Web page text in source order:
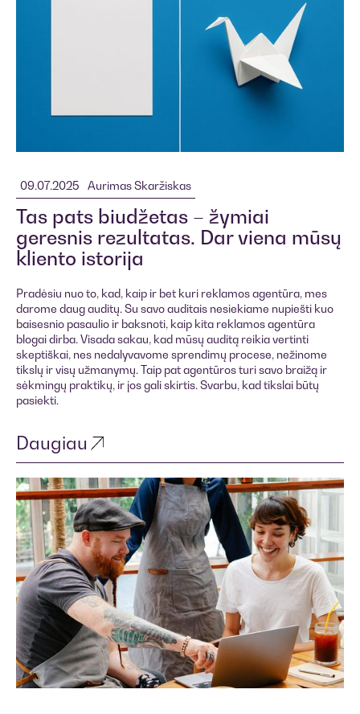
09.07.2025 Aurimas Skaržiskas
Tas pats biudžetas – žymiai
geresnis rezultatas. Dar viena mūsų
kliento istorija
Pradėsiu nuo to, kad, kaip ir bet kuri reklamos agentūra, mes
darome daug auditų. Su savo auditais nesiekiame nupiešti kuo
baisesnio pasaulio ir baksnoti, kaip kita reklamos agentūra
blogai dirba. Visada sakau, kad mūsų auditą reikia vertinti
skeptiškai, nes nedalyvavome sprendimų procese, nežinome
tikslų ir visų užmanymų. Taip pat agentūros turi savo braižą ir
sėkmingų praktikų, ir jos gali skirtis. Svarbu, kad tikslai būtų
pasiekti.
Daugiau